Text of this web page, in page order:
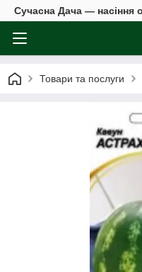
Сучасна Дача — насіння
Товари та послуги